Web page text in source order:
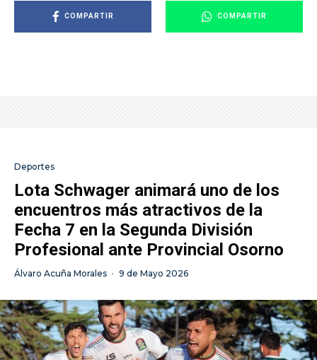
COMPARTIR COMPARTIR
Deportes
Lota Schwager animará uno de los
encuentros más atractivos de la
Fecha 7 en la Segunda División
Profesional ante Provincial Osorno
Álvaro Acuña Morales · 9 de Mayo 2026